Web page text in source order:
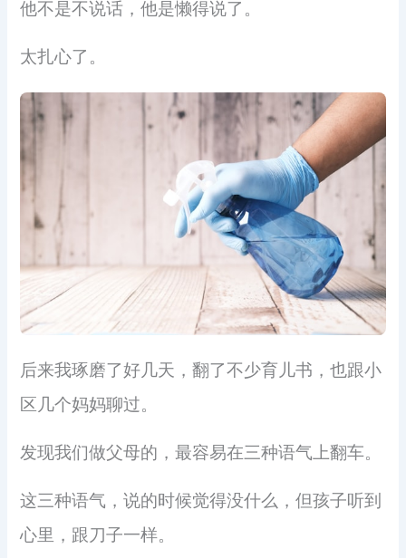
他不是不说话，他是懒得说了。
太扎心了。
后来我琢磨了好几天，翻了不少育儿书，也跟小
区几个妈妈聊过。
发现我们做父母的，最容易在三种语气上翻车。
这三种语气，说的时候觉得没什么，但孩子听到
心里，跟刀子一样。